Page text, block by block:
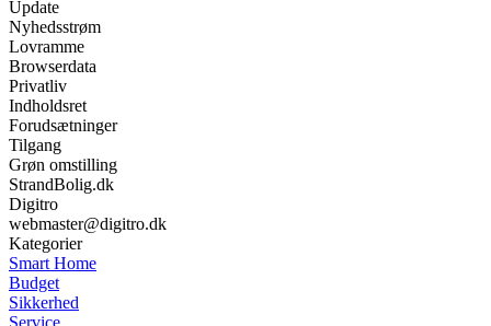
Update
Nyhedsstrøm
Lovramme
Browserdata
Privatliv
Indholdsret
Forudsætninger
Tilgang
Grøn omstilling
StrandBolig.dk
Digitro
webmaster@digitro.dk
Kategorier
Smart Home
Budget
Sikkerhed
Service